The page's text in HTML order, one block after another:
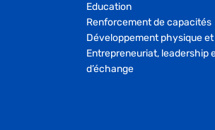
Education
Renforcement de capacités
Développement physique
Entrepreneuriat, leadership
d’échange